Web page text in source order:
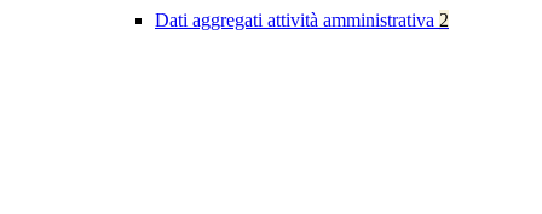
Dati aggregati attività amministrativa 2